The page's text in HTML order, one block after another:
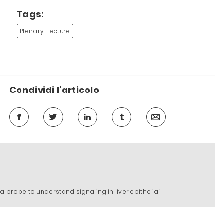
Tags:
Plenary-Lecture
Condividi l'articolo
a probe to understand signaling in liver epithelia”